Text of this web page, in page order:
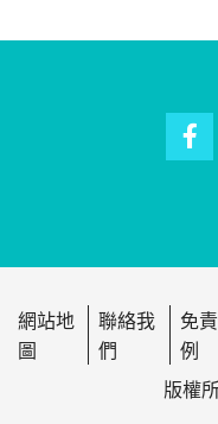
網站地
圖
聯絡我
們
免
例
版權